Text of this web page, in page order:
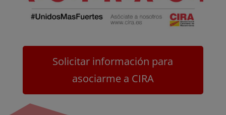
Solicitar información para
asociarme a CIRA